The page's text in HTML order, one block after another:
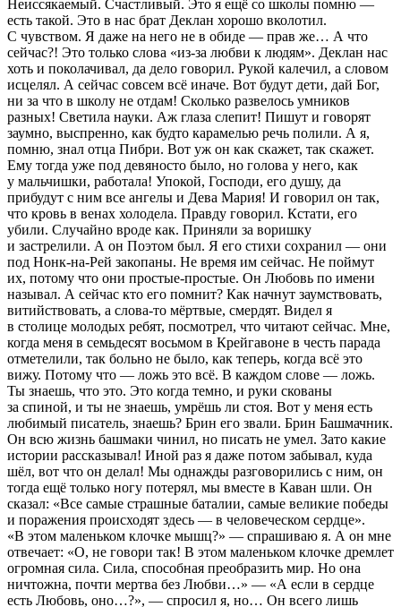
Неиссякаемый. Счастливый. Это я ещё со школы помню —
есть такой. Это в нас брат Деклан хорошо вколотил.
С чувством. Я даже на него не в обиде — прав же… А что
сейчас?! Это только слова «из-за любви к людям». Деклан нас
хоть и поколачивал, да дело говорил. Рукой калечил, а словом
исцелял. А сейчас совсем всё иначе. Вот будут дети, дай Бог,
ни за что в школу не отдам! Сколько развелось умников
разных! Светила науки. Аж глаза слепит! Пишут и говорят
заумно, выспренно, как будто карамелью речь полили. А я,
помню, знал отца Пибри. Вот уж он как скажет, так скажет.
Ему тогда уже под девяносто было, но голова у него, как
у мальчишки, работала! Упокой, Господи, его душу, да
прибудут с ним все ангелы и Дева Мария! И говорил он так,
что кровь в венах холодела. Правду говорил. Кстати, его
убили. Случайно вроде как. Приняли за воришку
и застрелили. А он Поэтом был. Я его стихи сохранил — они
под Нонк-на-Рей закопаны. Не время им сейчас. Не поймут
их, потому что они простые-простые. Он Любовь по имени
называл. А сейчас кто его помнит? Как начнут заумствовать,
витийствовать, а слова-то мёртвые, смердят. Видел я
в столице молодых ребят, посмотрел, что читают сейчас. Мне,
когда меня в семьдесят восьмом в Крейгавоне в честь парада
отметелили, так больно не было, как теперь, когда всё это
вижу. Потому что — ложь это всё. В каждом слове — ложь.
Ты знаешь, что это. Это когда темно, и руки скованы
за спиной, и ты не знаешь, умрёшь ли стоя. Вот у меня есть
любимый писатель, знаешь? Брин его звали. Брин Башмачник.
Он всю жизнь башмаки чинил, но писать не умел. Зато какие
истории рассказывал! Иной раз я даже потом забывал, куда
шёл, вот что он делал! Мы однажды разговорились с ним, он
тогда ещё только ногу потерял, мы вместе в Каван шли. Он
сказал: «Все самые страшные баталии, самые великие победы
и поражения происходят здесь — в человеческом сердце».
«В этом маленьком клочке мышц?» — спрашиваю я. А он мне
отвечает: «О, не говори так! В этом маленьком клочке дремлет
огромная сила. Сила, способная преобразить мир. Но она
ничтожна, почти мертва без Любви…» — «А если в сердце
есть Любовь, оно…?», — спросил я, но… Он всего лишь